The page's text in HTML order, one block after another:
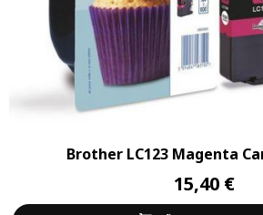
Brother LC123 Magenta
15,40 €